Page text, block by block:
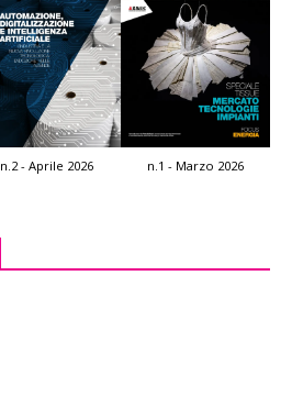
n.2 - Aprile 2026 n.1 - Marzo 2026